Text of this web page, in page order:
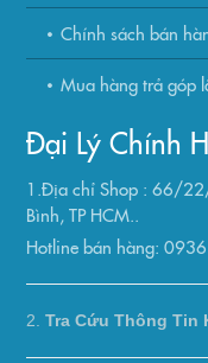
Chính sách bán
Mua hàng trả góp
Đại Lý Chính
1.Địa chỉ Shop : 66/
Bình, TP HCM..
Hotline bán hàng:
2.Tra Cứu Thông Tin